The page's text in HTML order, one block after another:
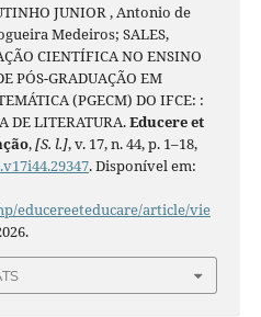
JUNIOR , Antonio de
Medeiros; SALES,
CIENTÍFICA NO ENSINO
PÓS-GRADUAÇÃO EM
(PGECM) DO IFCE: :
DE LITERATURA.Educere et
,[S. l.], v. 17, n. 44, p. 1–18,
. Disponível em:
educereeteducare/article/vie